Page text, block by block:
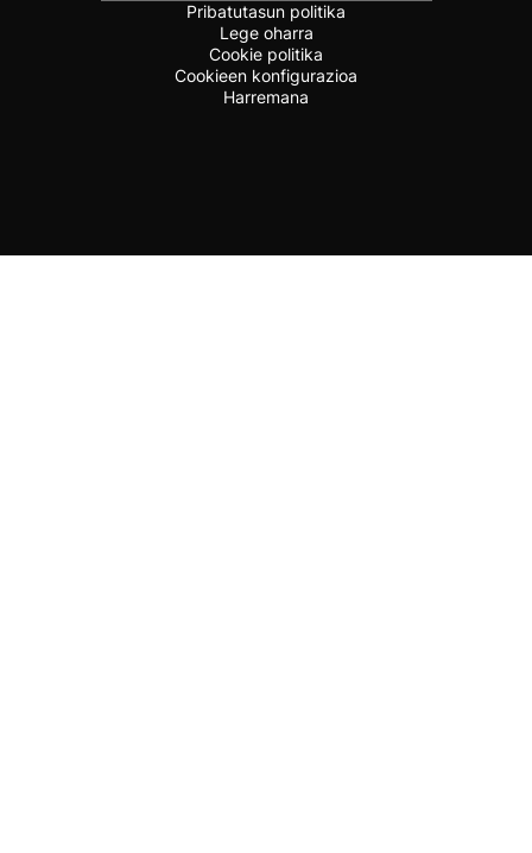
Pribatutasun politika
Lege oharra
Cookie politika
Cookieen konfigurazioa
Harremana